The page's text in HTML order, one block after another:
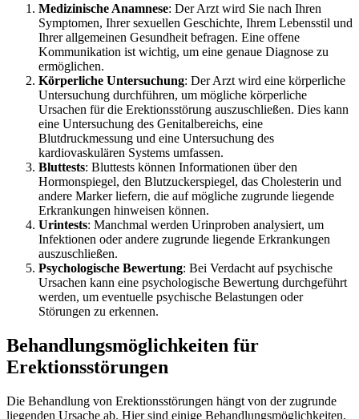
Medizinische Anamnese: Der Arzt wird Sie nach Ihren
Symptomen, Ihrer sexuellen Geschichte, Ihrem Lebensstil und
Ihrer allgemeinen Gesundheit befragen. Eine offene
Kommunikation ist wichtig, um eine genaue Diagnose zu
ermöglichen.
Körperliche Untersuchung: Der Arzt wird eine körperliche
Untersuchung durchführen, um mögliche körperliche
Ursachen für die Erektionsstörung auszuschließen. Dies kann
eine Untersuchung des Genitalbereichs, eine
Blutdruckmessung und eine Untersuchung des
kardiovaskulären Systems umfassen.
Bluttests: Bluttests können Informationen über den
Hormonspiegel, den Blutzuckerspiegel, das Cholesterin und
andere Marker liefern, die auf mögliche zugrunde liegende
Erkrankungen hinweisen können.
Urintests: Manchmal werden Urinproben analysiert, um
Infektionen oder andere zugrunde liegende Erkrankungen
auszuschließen.
Psychologische Bewertung: Bei Verdacht auf psychische
Ursachen kann eine psychologische Bewertung durchgeführt
werden, um eventuelle psychische Belastungen oder
Störungen zu erkennen.
Behandlungsmöglichkeiten für
Erektionsstörungen
Die Behandlung von Erektionsstörungen hängt von der zugrunde
liegenden Ursache ab. Hier sind einige Behandlungsmöglichkeiten,